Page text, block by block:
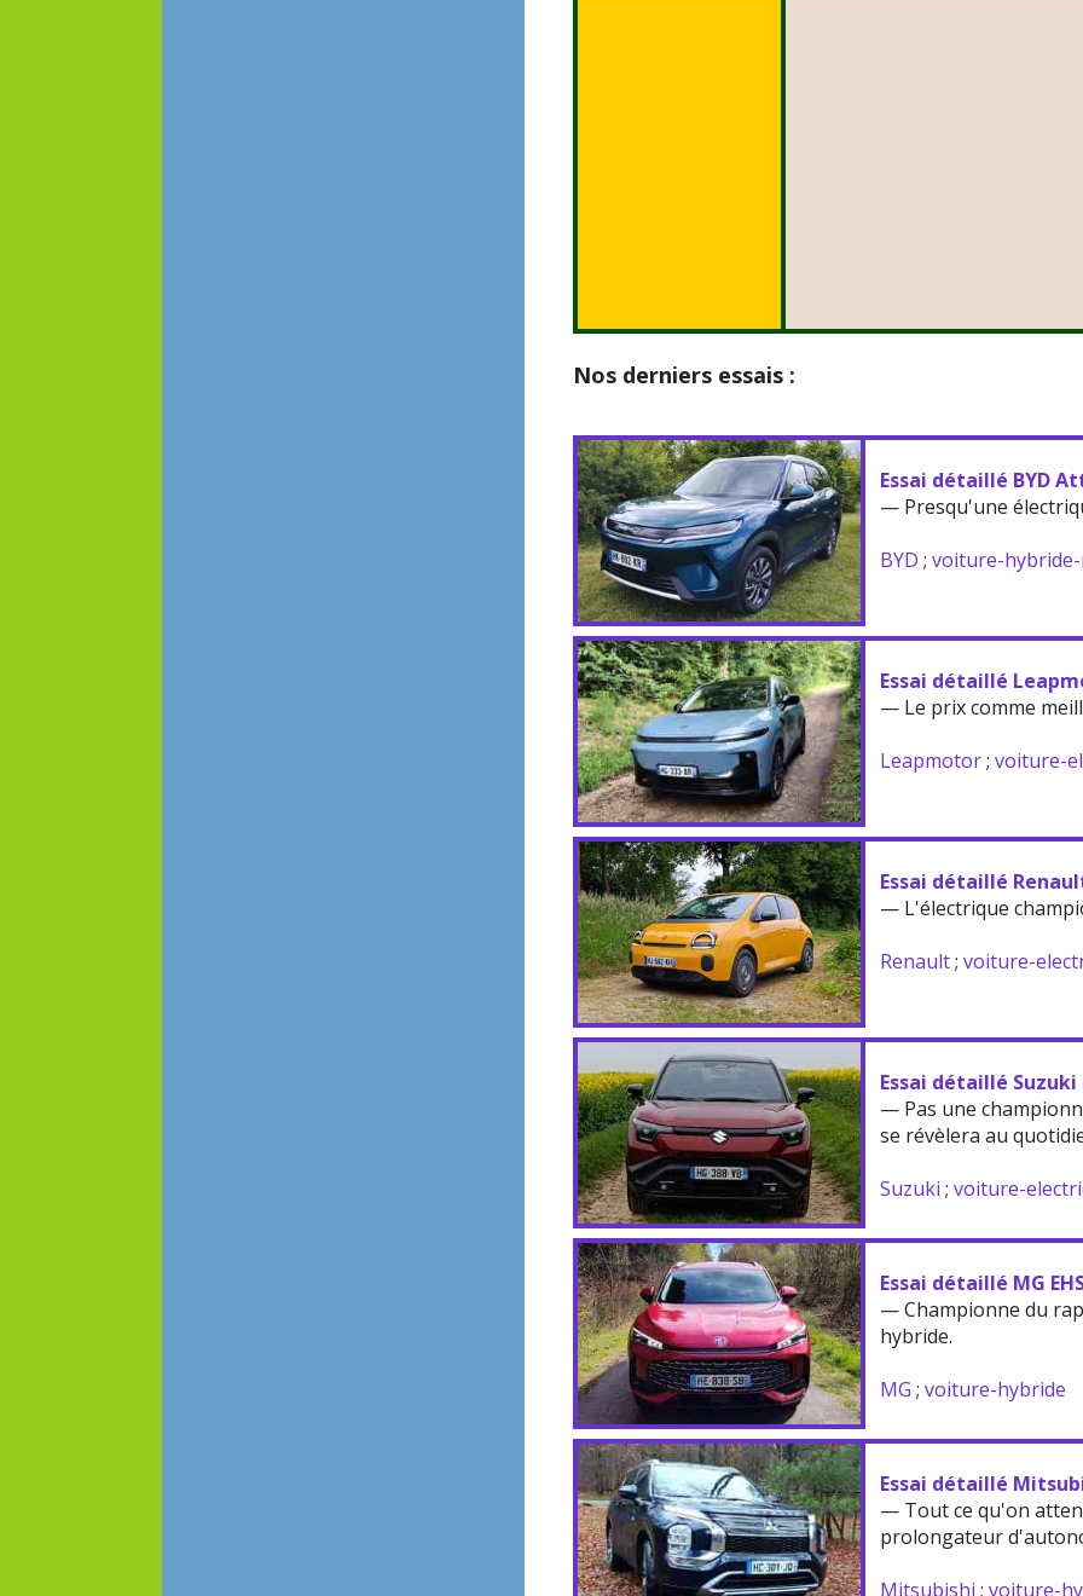
Nos derniers essais :
Essai détaillé BYD
— Presqu'une
BYD ;voiture-
Essai détaillé
— Le prix comme
Leapmotor;voiture-
Essai détaillé
— L'électrique
Renault;voiture-
Essai détaillé
— Pas une
se révèlera au
Suzuki ;voiture-
Essai détaillé MG
— Championne du
hybride.
MG ;voiture-hybride
Essai détaillé
— Tout ce qu'on
prolongateur
Mitsubishi ;voiture-